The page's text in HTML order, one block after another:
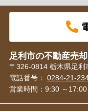
足利市の不動産売
〒326-0814 栃木県足利
電話番号： 0284-21-
営業時間：9:30 ～17:00